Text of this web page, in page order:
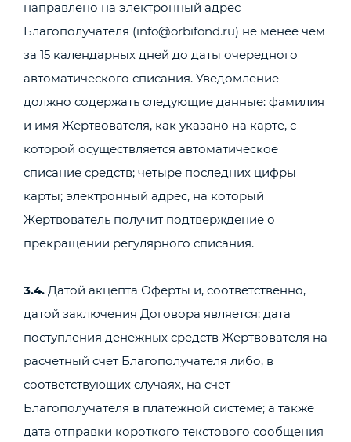
направлено на электронный адрес
Благополучателя (info@orbifond.ru) не менее чем
за 15 календарных дней до даты очередного
автоматического списания. Уведомление
должно содержать следующие данные: фамилия
и имя Жертвователя, как указано на карте, с
которой осуществляется автоматическое
списание средств; четыре последних цифры
карты; электронный адрес, на который
Жертвователь получит подтверждение о
прекращении регулярного списания.
3.4. Датой акцепта Оферты и, соответственно,
датой заключения Договора является: дата
поступления денежных средств Жертвователя на
расчетный счет Благополучателя либо, в
соответствующих случаях, на счет
Благополучателя в платежной системе; а также
дата отправки короткого текстового сообщения